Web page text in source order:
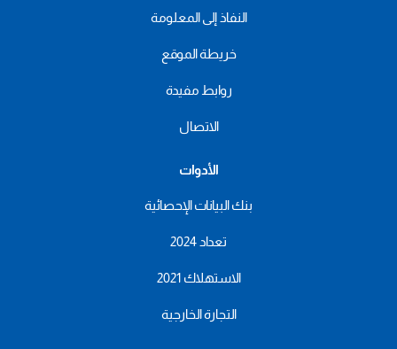
النفاذ إلى المعلومة
خريطة الموقع
روابط مفيدة
الاتصال
الأدوات
بنك البيانات الإحصائية
تعداد 2024
الاستهلاك 2021
التجارة الخارجية